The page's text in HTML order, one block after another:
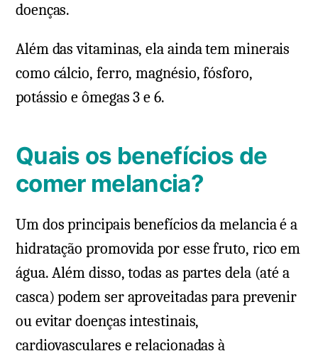
doenças.
Além das vitaminas, ela ainda tem minerais
como cálcio, ferro, magnésio, fósforo,
potássio e ômegas 3 e 6.
Quais os benefícios de
comer melancia?
Um dos principais benefícios da melancia é a
hidratação promovida por esse fruto, rico em
água. Além disso, todas as partes dela (até a
casca) podem ser aproveitadas para prevenir
ou evitar doenças intestinais,
cardiovasculares e relacionadas à